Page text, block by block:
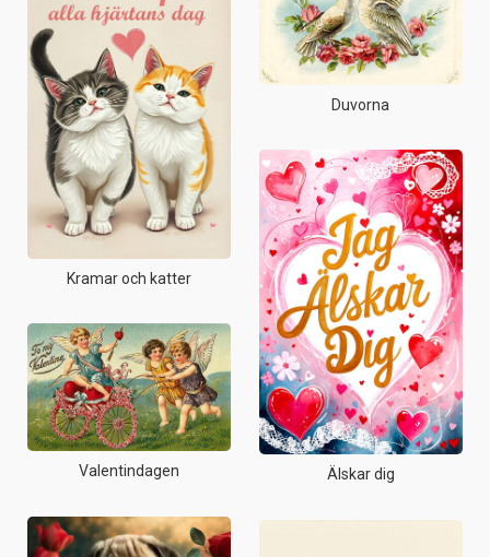
Kramar och katter
Valentindagen
Duvorna
Älskar dig